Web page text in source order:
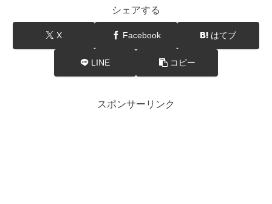
シェアする
X Facebook はてブ
LINE コピー
スポンサーリンク